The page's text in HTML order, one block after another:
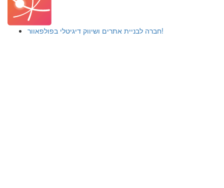
חברה לבניית אתרים ושיווק דיגיטלי בפולפאוור!